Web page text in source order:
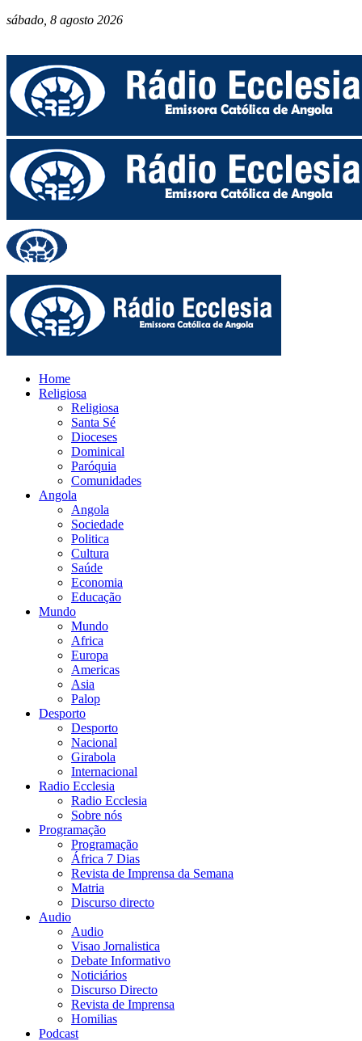
sábado, 8 agosto 2026
Home
Religiosa
Religiosa
Santa Sé
Dioceses
Dominical
Paróquia
Comunidades
Angola
Angola
Sociedade
Politica
Cultura
Saúde
Economia
Educação
Mundo
Mundo
Africa
Europa
Americas
Asia
Palop
Desporto
Desporto
Nacional
Girabola
Internacional
Radio Ecclesia
Radio Ecclesia
Sobre nós
Programação
Programação
África 7 Dias
Revista de Imprensa da Semana
Matria
Discurso directo
Audio
Audio
Visao Jornalistica
Debate Informativo
Noticiários
Discurso Directo
Revista de Imprensa
Homilias
Podcast